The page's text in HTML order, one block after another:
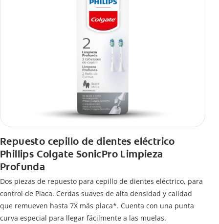
Repuesto cepillo de dientes eléctrico
Phillips Colgate SonicPro Limpieza
Profunda
Dos piezas de repuesto para cepillo de dientes eléctrico, para
control de Placa. Cerdas suaves de alta densidad y calidad
que remueven hasta 7X más placa*. Cuenta con una punta
curva especial para llegar fácilmente a las muelas.